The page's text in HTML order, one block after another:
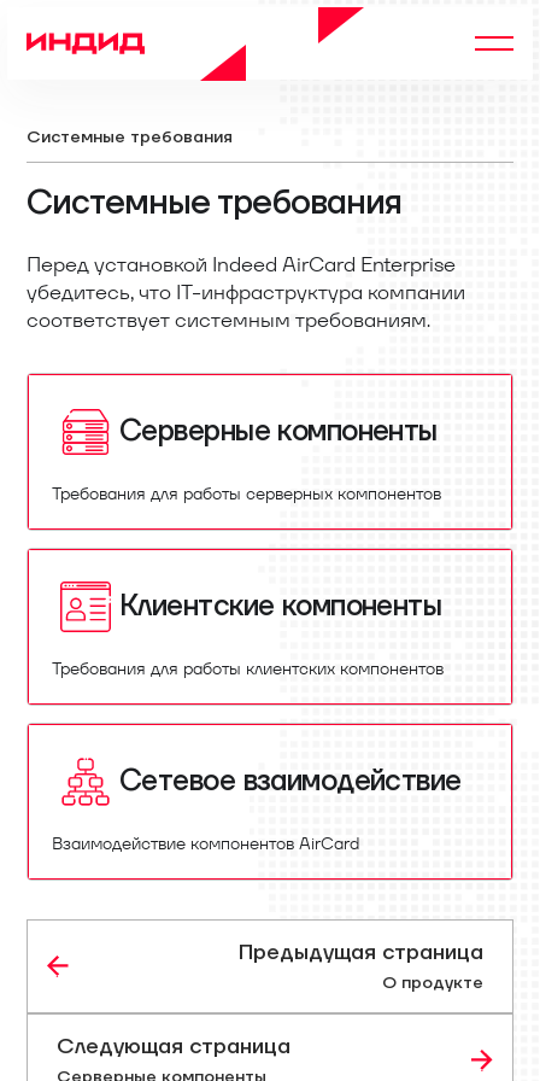
Системные требования
Системные требования
Перед установкой Indeed AirCard Enterprise
убедитесь, что IT-инфраструктура компании
соответствует системным требованиям.
Серверные компоненты
Требования для работы серверных компонентов
Клиентские компоненты
Требования для работы клиентских компонентов
Сетевое взаимодействие
Взаимодействие компонентов AirCard
Предыдущая страница
О продукте
Следующая страница